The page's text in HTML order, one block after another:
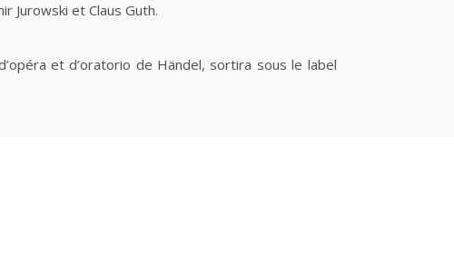
Jurowski et Claus Guth.
et d’oratorio de Händel, sortira sous le label